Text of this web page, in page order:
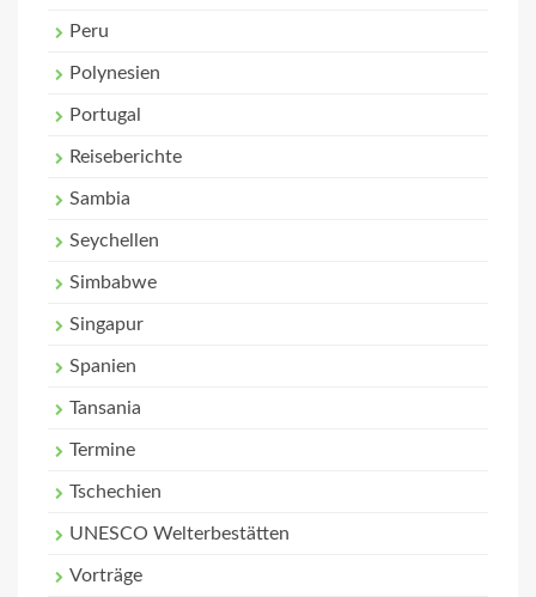
Peru
Polynesien
Portugal
Reiseberichte
Sambia
Seychellen
Simbabwe
Singapur
Spanien
Tansania
Termine
Tschechien
UNESCO Welterbestätten
Vorträge